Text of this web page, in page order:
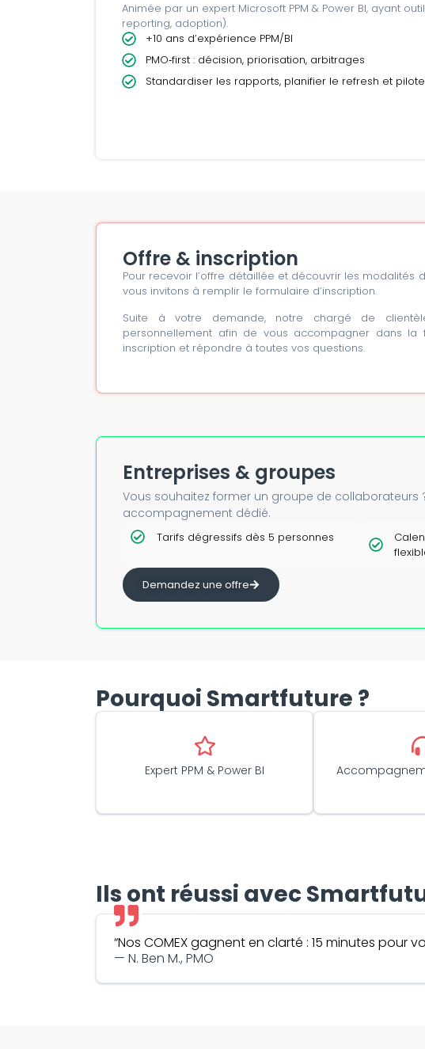
Animée par un expert Microsoft PPM & Power BI, ayant
reporting, adoption).
+10 ans d’expérience PPM/BI
PMO‑first : décision, priorisation, arbitrages
Standardiser les rapports, planifier le refresh et
Offre & inscription
Pour recevoir l’offre détaillée et découvrir les modalités
vous invitons à remplir le formulaire d’inscription.
Suite à votre demande, notre chargé de
personnellement afin de vous accompagner dans la
inscription et répondre à toutes vos questions.
Entreprises & groupes
Vous souhaitez former un groupe de collaborateurs
accompagnement dédié.
Tarifs dégressifs dès 5 personnes
Demandez une offre
Pourquoi Smartfuture ?
Expert PPM & Power BI
Ils ont réussi avec
“Nos COMEX gagnent en clarté : 15 minutes pour
— N. Ben M., PMO